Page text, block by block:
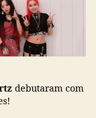
i
n
g
Q
r
debutaram com